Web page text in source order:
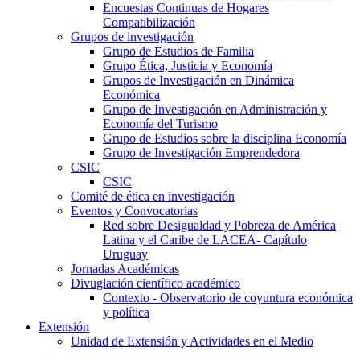
Encuestas Continuas de Hogares
Compatibilización
Grupos de investigación
Grupo de Estudios de Familia
Grupo Ética, Justicia y Economía
Grupos de Investigación en Dinámica
Económica
Grupo de Investigación en Administración y
Economía del Turismo
Grupo de Estudios sobre la disciplina Economía
Grupo de Investigación Emprendedora
CSIC
CSIC
Comité de ética en investigación
Eventos y Convocatorias
Red sobre Desigualdad y Pobreza de América
Latina y el Caribe de LACEA- Capítulo
Uruguay
Jornadas Académicas
Divuglación científico académico
Contexto - Observatorio de coyuntura económica
y política
Extensión
Unidad de Extensión y Actividades en el Medio